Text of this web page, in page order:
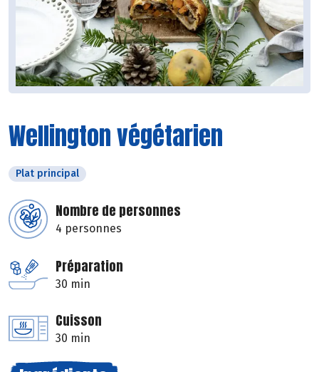
Wellington végétarien
Plat principal
Nombre de personnes
4 personnes
Préparation
30 min
Cuisson
30 min